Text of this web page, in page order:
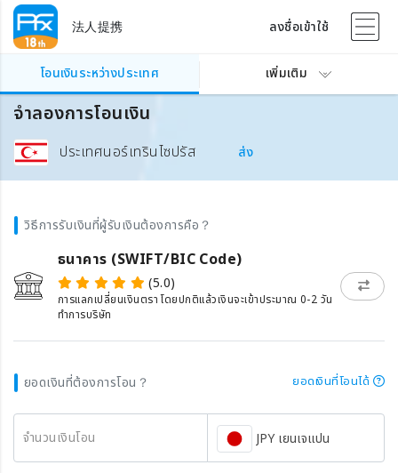
法人提携 ลงชื่อเข้าใช้
โอนเงินระหว่างประเทศ เพิ่มเติม
จำลองการโอนเงิน
ประเทศนอร์เทรินไซปรัส ส่ง
วิธีการรับเงินที่ผู้รับเงินต้องการคือ？
ธนาคาร (SWIFT/BIC Code)
(5.0)
การแลกเปลี่ยนเงินตรา โดยปกติแล้วเงินจะเข้าประมาณ 0-2 วัน
ทำการบริษัท
ยอดเงินที่ต้องการโอน？ ยอดเงินที่โอนได้
จำนวนเงินโอน JPY เยนเจแปน